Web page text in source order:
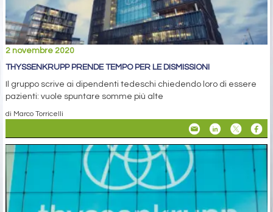
2 novembre 2020
THYSSENKRUPP PRENDE TEMPO PER LE DISMISSIONI
Il gruppo scrive ai dipendenti tedeschi chiedendo loro di essere
pazienti: vuole spuntare somme più alte
di Marco Torricelli